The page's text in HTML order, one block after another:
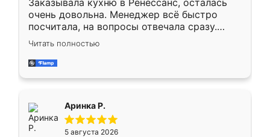
Заказывала кухню в Ренессанс, осталась
очень довольна. Менеджер всё быстро
посчитала, на вопросы отвечала сразу.
Замерщик приехал в субботу, подошёл к
делу со всей ответственностью. Собрали
за день, ребята работали аккуратно, даже
Читать полностью
Аринка Р.
5 августа 2026